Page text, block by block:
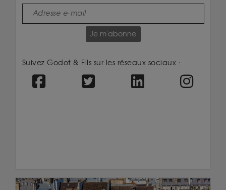
Je m'abonne
Suivez Godot & Fils sur les réseaux sociaux :